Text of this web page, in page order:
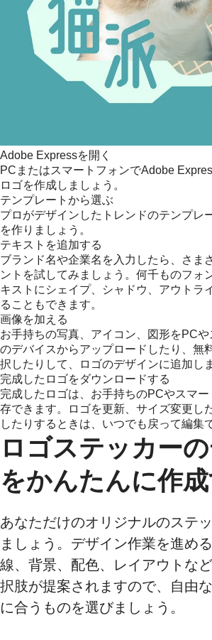
Adobe Expressを開く
PCまたはスマートフォンでAdobe
ロゴを作成しましょう。
テンプレートから選ぶ
プロがデザインしたトレンドのテンプレ
を作りましょう。
テキストを追加する
ブランド名や企業名を入力したら、さま
ントを試してみましょう。何千ものフォ
キストにシェイプ、シャドウ、アウトラ
ることもできます。
画像を加える
お手持ちの写真、アイコン、図形をPC
のデバイスからアップロードしたり、無
択したりして、ロゴのデザインに追加し
完成したロゴをダウンロードする
完成したロゴは、お手持ちのPCやスマ
存できます。ロゴを更新、サイズ変更し
したりするときは、いつでも戻って編集
ロゴステッカー
をかんたんに作
あなただけのオリジナルのステ
ましょう。デザイン作業を進め
線、背景、配色、レイアウトな
択肢が提案されますので、自由
に合うものを選びましょう。